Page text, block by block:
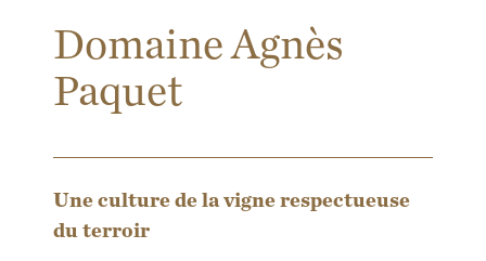
Domaine Agnès
Paquet
Une culture de la vigne respectueuse
du terroir